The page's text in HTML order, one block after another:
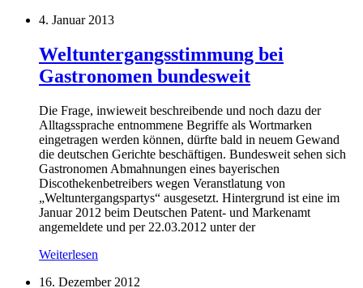
4. Januar 2013
Weltuntergangsstimmung bei
Gastronomen bundesweit
Die Frage, inwieweit beschreibende und noch dazu der
Alltagssprache entnommene Begriffe als Wortmarken
eingetragen werden können, dürfte bald in neuem Gewand
die deutschen Gerichte beschäftigen. Bundesweit sehen sich
Gastronomen Abmahnungen eines bayerischen
Discothekenbetreibers wegen Veranstlatung von
„Weltuntergangspartys“ ausgesetzt. Hintergrund ist eine im
Januar 2012 beim Deutschen Patent- und Markenamt
angemeldete und per 22.03.2012 unter der
Weiterlesen
16. Dezember 2012